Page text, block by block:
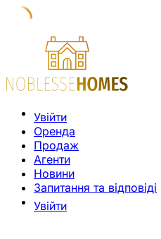
Увійти
Оренда
Продаж
Агенти
Новини
Запитання та відповіді
Увійти